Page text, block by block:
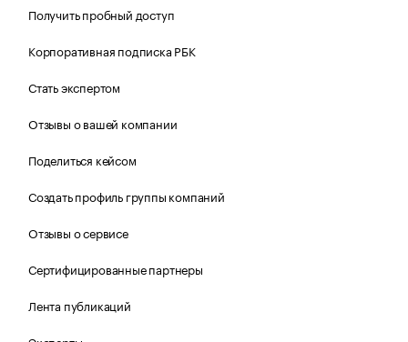
Получить пробный доступ
Корпоративная подписка РБК
Стать экспертом
Отзывы о вашей компании
Поделиться кейсом
Создать профиль группы компаний
Отзывы о сервисе
Сертифицированные партнеры
Лента публикаций